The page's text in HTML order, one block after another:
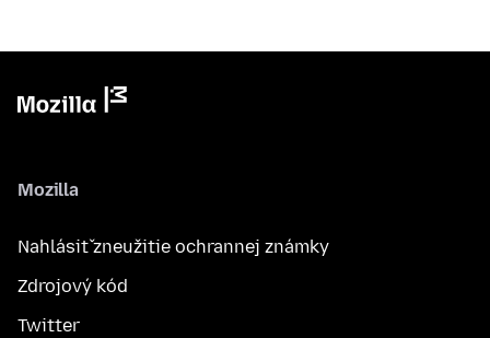
Mozilla
Nahlásiť zneužitie ochrannej známky
Zdrojový kód
Twitter